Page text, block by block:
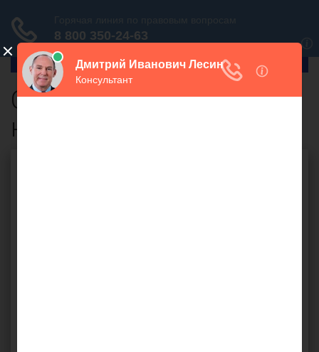
ГлавПрав
Срок принятия
наследства